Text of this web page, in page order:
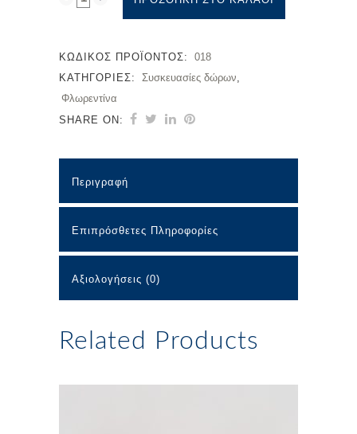
ΚΩΔΙΚΌΣ ΠΡΟΪΌΝΤΟΣ:
018
ΚΑΤΗΓΟΡΊΕΣ:
Συσκευασίες δώρων
Φλωρεντίνα
SHARE ON:
Περιγραφή
Επιπρόσθετες Πληροφορίες
Αξιολογήσεις (0)
Related Products